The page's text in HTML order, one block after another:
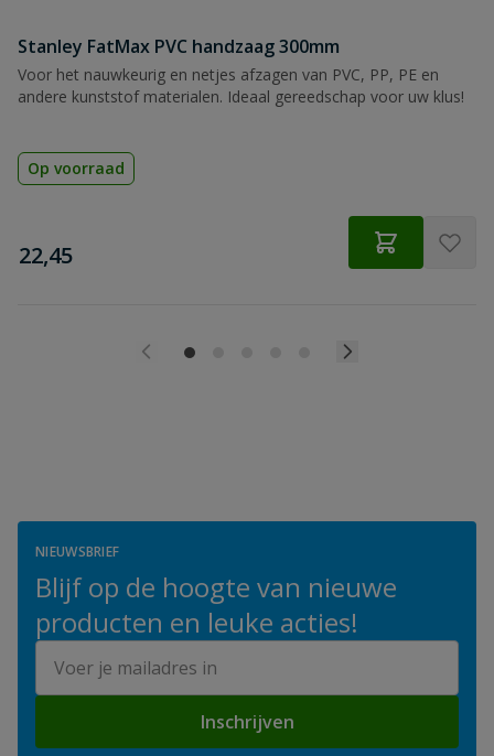
Stanley FatMax PVC handzaag 300mm
Voor het nauwkeurig en netjes afzagen van PVC, PP, PE en
andere kunststof materialen. Ideaal gereedschap voor uw klus!
Op voorraad
€
22,45
NIEUWSBRIEF
Blijf op de hoogte van nieuwe
producten en leuke acties!
Inschrijven